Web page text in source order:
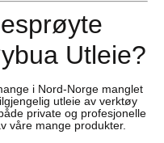
Utleie?
i Nord-Norge manglet
utleie av verktøy
private og profesjonelle
våre mange produkter.